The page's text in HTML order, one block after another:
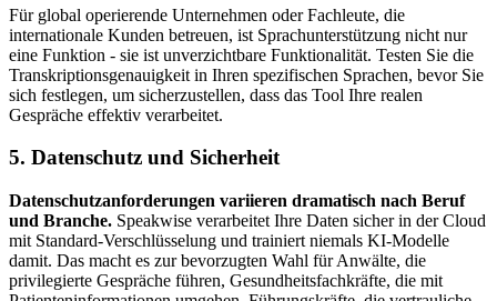
Für global operierende Unternehmen oder Fachleute, die
internationale Kunden betreuen, ist Sprachunterstützung nicht nur
eine Funktion - sie ist unverzichtbare Funktionalität. Testen Sie die
Transkriptionsgenauigkeit in Ihren spezifischen Sprachen, bevor Sie
sich festlegen, um sicherzustellen, dass das Tool Ihre realen
Gespräche effektiv verarbeitet.
5. Datenschutz und Sicherheit
Datenschutzanforderungen variieren dramatisch nach Beruf
und Branche. Speakwise verarbeitet Ihre Daten sicher in der Cloud
mit Standard-Verschlüsselung und trainiert niemals KI-Modelle
damit. Das macht es zur bevorzugten Wahl für Anwälte, die
privilegierte Gespräche führen, Gesundheitsfachkräfte, die mit